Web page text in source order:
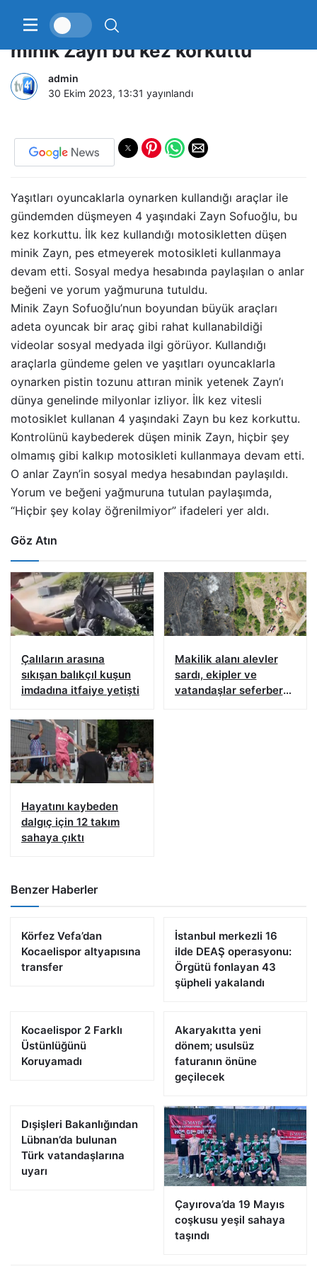
İlk kez vitesli motor kullanan
minik Zayn bu kez korkuttu
admin
30 Ekim 2023, 13:31 yayınlandı
Yaşıtları oyuncaklarla oynarken kullandığı araçlar ile
gündemden düşmeyen 4 yaşındaki Zayn Sofuoğlu, bu
kez korkuttu. İlk kez kullandığı motosikletten düşen
minik Zayn, pes etmeyerek motosikleti kullanmaya
devam etti. Sosyal medya hesabında paylaşılan o anlar
beğeni ve yorum yağmuruna tutuldu.
Minik Zayn Sofuoğlu’nun boyundan büyük araçları
adeta oyuncak bir araç gibi rahat kullanabildiği
videolar sosyal medyada ilgi görüyor. Kullandığı
araçlarla gündeme gelen ve yaşıtları oyuncaklarla
oynarken pistin tozunu attıran minik yetenek Zayn’ı
dünya genelinde milyonlar izliyor. İlk kez vitesli
motosiklet kullanan 4 yaşındaki Zayn bu kez korkuttu.
Kontrolünü kaybederek düşen minik Zayn, hiçbir şey
olmamış gibi kalkıp motosikleti kullanmaya devam etti.
O anlar Zayn’in sosyal medya hesabından paylaşıldı.
Yorum ve beğeni yağmuruna tutulan paylaşımda,
“Hiçbir şey kolay öğrenilmiyor” ifadeleri yer aldı.
Göz Atın
Çalıların arasına
sıkışan balıkçıl kuşun
imdadına itfaiye yetişti
Makilik alanı alevler
sardı, ekipler ve
vatandaşlar seferber
Hayatını kaybeden
dalgıç için 12 takım
sahaya çıktı
Benzer Haberler
Körfez Vefa’dan
Kocaelispor altyapısına
transfer
İstanbul merkezli 16
ilde DEAŞ operasyonu:
Örgütü fonlayan 43
şüpheli yakalandı
Kocaelispor 2 Farklı
Üstünlüğünü
Koruyamadı
Akaryakıtta yeni
dönem; usulsüz
faturanın önüne
geçilecek
Dışişleri Bakanlığından
Lübnan’da bulunan
Türk vatandaşlarına
uyarı
Çayırova’da 19 Mayıs
coşkusu yeşil sahaya
taşındı